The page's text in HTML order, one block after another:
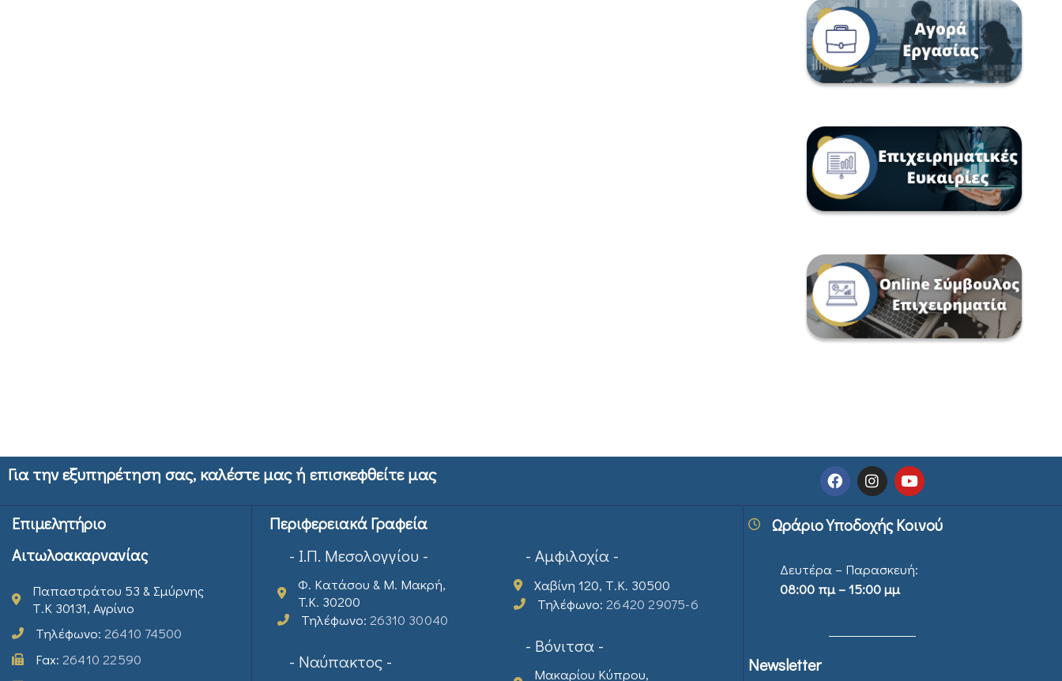
Για την εξυπηρέτηση σας, καλέστε μας ή επισκεφθείτε μας
Επιμελητήριο
Αιτωλοακαρνανίας
Παπαστράτου 53 & Σμύρνης
Τ.Κ 30131, Αγρίνιο
Τηλέφωνο: 26410 74500
Fax: 26410 22590
Περιφερειακά Γραφεία
- Ι.Π. Μεσολογγίου -
Φ. Κατάσου & Μ. Μακρή,
T.K. 30200
Τηλέφωνο: 26310 30040
- Ναύπακτος -
- Αμφιλοχία -
Χαβίνη 120, Τ.Κ. 30500
Τηλέφωνο:26420 29075-6
- Βόνιτσα -
Μακαρίου Κύπρου,
Ωράριο Υποδοχής Κοινού
Δευτέρα – Παρασκευή:
08:00 πμ – 15:00 μμ
Newsletter